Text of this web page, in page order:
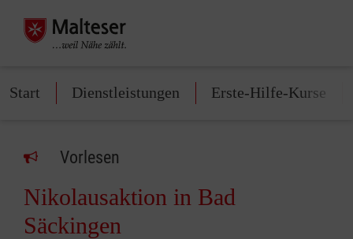
Start Dienstleistungen Erste-Hilfe-Kurse
Vorlesen
Nikolausaktion in Bad
Säckingen